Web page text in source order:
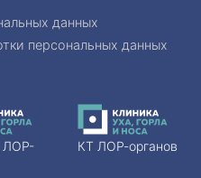
данных
персональных данных
ЛОР-
КТ ЛОР-органов